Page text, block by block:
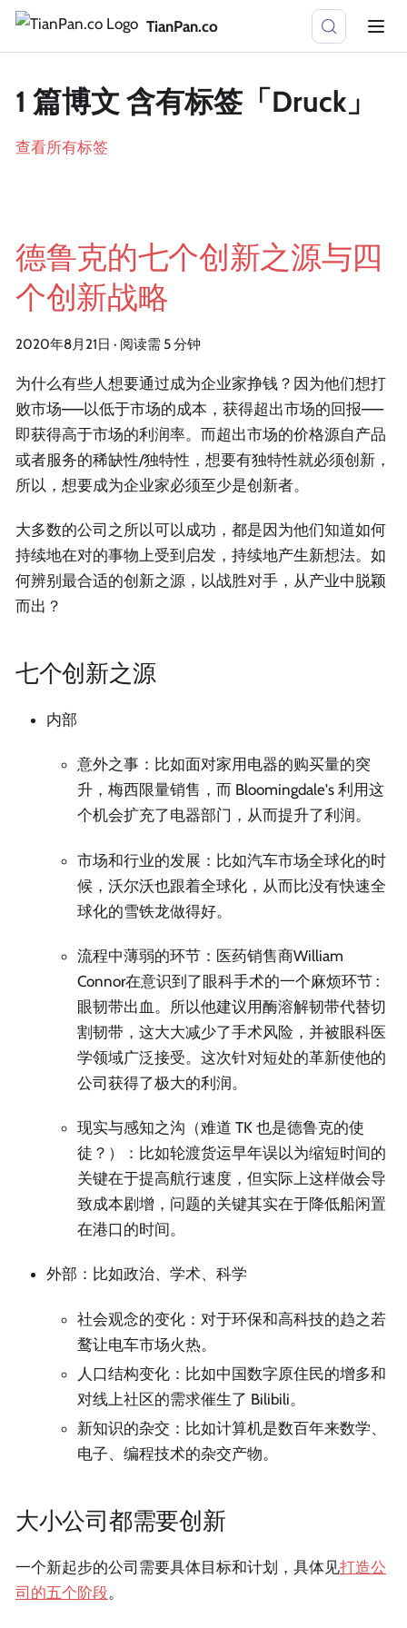
TianPan.co
1 篇博文 含有标签「Druck」
查看所有标签
德鲁克的七个创新之源与四
个创新战略
2020年8月21日 · 阅读需 5 分钟
为什么有些人想要通过成为企业家挣钱？因为他们想打
败市场——以低于市场的成本，获得超出市场的回报——
即获得高于市场的利润率。而超出市场的价格源自产品
或者服务的稀缺性/独特性，想要有独特性就必须创新，
所以，想要成为企业家必须至少是创新者。
大多数的公司之所以可以成功，都是因为他们知道如何
持续地在对的事物上受到启发，持续地产生新想法。如
何辨别最合适的创新之源，以战胜对手，从产业中脱颖
而出？
七个创新之源
内部
意外之事：比如面对家用电器的购买量的突
升，梅西限量销售，而 Bloomingdale's 利用这
个机会扩充了电器部门，从而提升了利润。
市场和行业的发展：比如汽车市场全球化的时
候，沃尔沃也跟着全球化，从而比没有快速全
球化的雪铁龙做得好。
流程中薄弱的环节：医药销售商William
Connor在意识到了眼科手术的一个麻烦环节 :
眼韧带出血。所以他建议用酶溶解韧带代替切
割韧带，这大大减少了手术风险，并被眼科医
学领域广泛接受。这次针对短处的革新使他的
公司获得了极大的利润。
现实与感知之沟（难道 TK 也是德鲁克的使
徒？）：比如轮渡货运早年误以为缩短时间的
关键在于提高航行速度，但实际上这样做会导
致成本剧增，问题的关键其实在于降低船闲置
在港口的时间。
外部：比如政治、学术、科学
社会观念的变化：对于环保和高科技的趋之若
鹜让电车市场火热。
人口结构变化：比如中国数字原住民的增多和
对线上社区的需求催生了 Bilibili。
新知识的杂交：比如计算机是数百年来数学、
电子、编程技术的杂交产物。
大小公司都需要创新
一个新起步的公司需要具体目标和计划，具体见打造公
司的五个阶段。